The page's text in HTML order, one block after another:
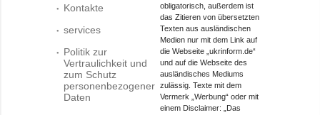
Kontakte
services
Politik zur
Vertraulichkeit und
zum Schutz
personenbezogener
Daten
obligatorisch, außerdem ist
das Zitieren von übersetzten
Texten aus ausländischen
Medien nur mit dem Link auf
die Webseite „ukrinform.de“
und auf die Webseite des
ausländisches Mediums
zulässig. Texte mit dem
Vermerk „Werbung“ oder mit
einem Disclaimer: „Das